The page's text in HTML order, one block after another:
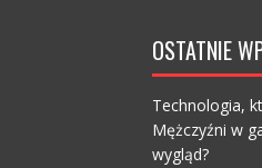
OSTATNIE
Technologia,
Mężczyźni w
wygląd?